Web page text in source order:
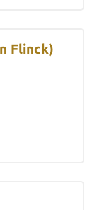
Flinck)